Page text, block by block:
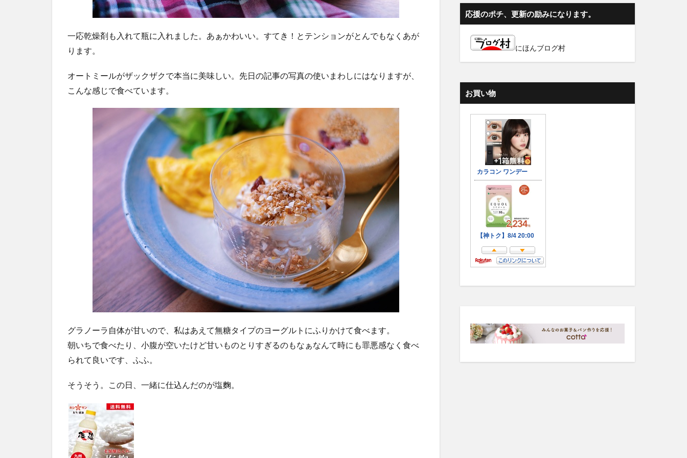
一応乾燥剤も入れて瓶に入れました。あぁかわいい。すてき！とテンションがとんでもなくあが
ります。
オートミールがザックザクで本当に美味しい。先日の記事の写真の使いまわしにはなりますが、
こんな感じで食べています。
グラノーラ自体が甘いので、私はあえて無糖タイプのヨーグルトにふりかけて食べます。
朝いちで食べたり、小腹が空いたけど甘いものとりすぎるのもなぁなんて時にも罪悪感なく食べ
られて良いです、ふふ。
そうそう。この日、一緒に仕込んだのが塩麴。
応援のポチ、更新の励みになります。
にほんブログ村
お買い物